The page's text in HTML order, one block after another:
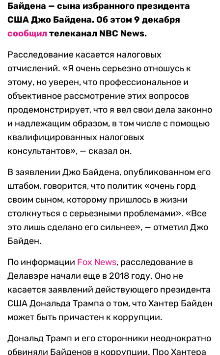
Байдена — сына избранного президента
США Джо Байдена. Об этом 9 декабря
сообщилтелеканал NBC News.
Расследование касается налоговых
отчислений. «Я очень серьезно отношусь к
этому, но уверен, что профессиональное и
объективное рассмотрение этих вопросов
продемонстрирует, что я вел свои дела законно
и надлежащим образом, в том числе с помощью
квалифицированных налоговых
консультантов», — сказал он.
В заявлении Джо Байдена, опубликованном его
штабом, говорится, что политик «очень горд
своим сыном, которому пришлось в жизни
столкнуться с серьезными проблемами». «Все
это лишь сделано его сильнее», — отметил Джо
Байден.
По информации Fox News, расследование в
Делавэре начали еще в 2018 году. Оно не
касается заявлений действующего президента
США Дональда Трампа о том, что Хантер Байден
может быть причастен к коррупции.
Дональд Трамп и его сторонники неоднократно
обвиняли Байденов в коррупции. Про Хантера